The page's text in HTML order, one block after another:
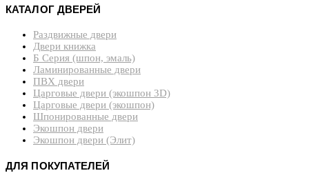
КАТАЛОГ ДВЕРЕЙ
Раздвижные двери
Двери книжка
Б Серия (шпон, эмаль)
Ламинированные двери
ПВХ двери
Царговые двери (экошпон 3D)
Царговые двери (экошпон)
Шпонированные двери
Экошпон двери
Экошпон двери (Элит)
ДЛЯ ПОКУПАТЕЛЕЙ